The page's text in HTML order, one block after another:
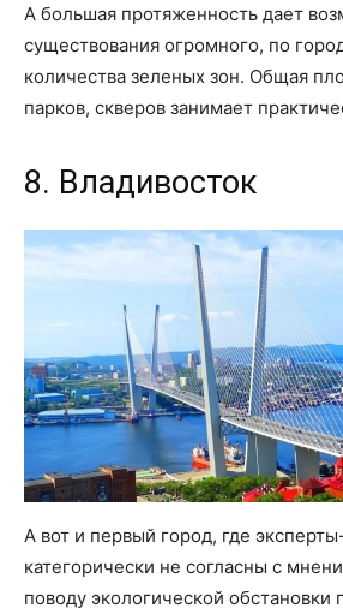
А большая протяженность дает
существования огромного, по
количества зеленых зон. Общая
парков, скверов занимает
8. Владивосток
А вот и первый город, где
категорически не согласны с
поводу экологической обстановки